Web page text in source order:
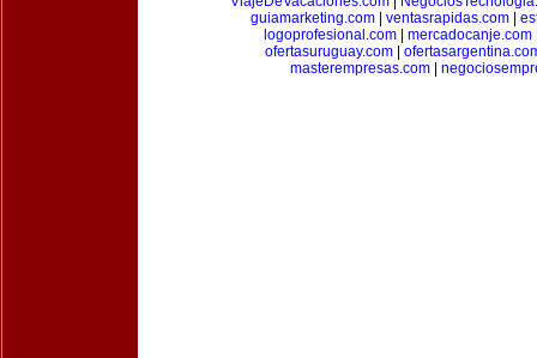
guiamarketing.com| ventasrapidas.com|
logoprofesional.com
mercadocanje.com
ofertasuruguay.com|
masterempresas.com|